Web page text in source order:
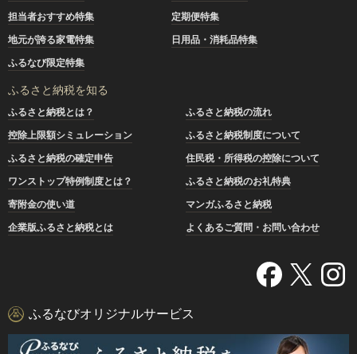
担当者おすすめ特集
定期便特集
地元が誇る家電特集
日用品・消耗品特集
ふるなび限定特集
ふるさと納税を知る
ふるさと納税とは？
ふるさと納税の流れ
控除上限額シミュレーション
ふるさと納税制度について
ふるさと納税の確定申告
住民税・所得税の控除について
ワンストップ特例制度とは？
ふるさと納税のお礼特典
寄附金の使い道
マンガふるさと納税
企業版ふるさと納税とは
よくあるご質問・お問い合わせ
ふるなびオリジナルサービス